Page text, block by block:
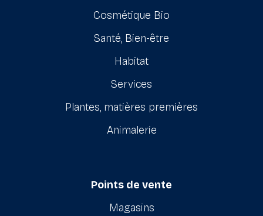
Cosmétique Bio
Santé, Bien-être
Habitat
Services
Plantes, matières premières
Animalerie
Points de vente
Magasins